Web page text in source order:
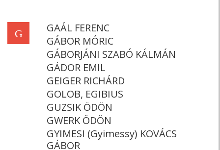
G
GAÁL FERENC
GÁBOR MÓRIC
GÁBORJÁNI SZABÓ KÁLMÁN
GÁDOR EMIL
GEIGER RICHÁRD
GOLOB, EGIBIUS
GUZSIK ÖDÖN
GWERK ÖDÖN
GYIMESI (Gyimessy) KOVÁCS
GÁBOR